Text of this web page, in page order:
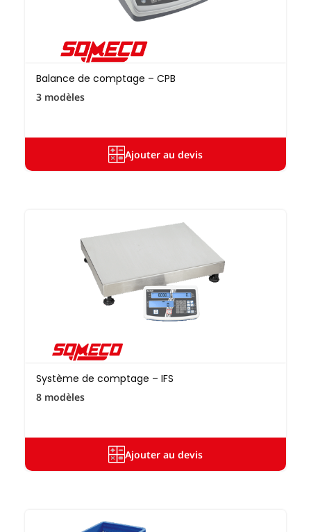
Balance de comptage – CPB
3 modèles
Ajouter au devis
Système de comptage – IFS
8 modèles
Ajouter au devis